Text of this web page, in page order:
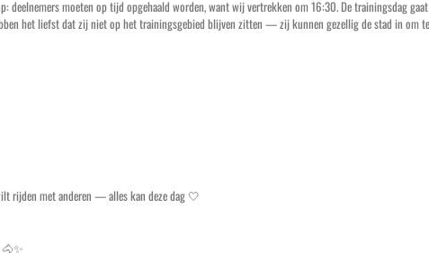
deelnemers moeten op tijd opgehaald worden, want wij vertrekken om 16:30. De trainingsdag
het liefst dat zij niet op het trainingsgebied blijven zitten — zij kunnen gezellig de stad in om
rijden met anderen — alles kan deze dag 🤍
🐴✨